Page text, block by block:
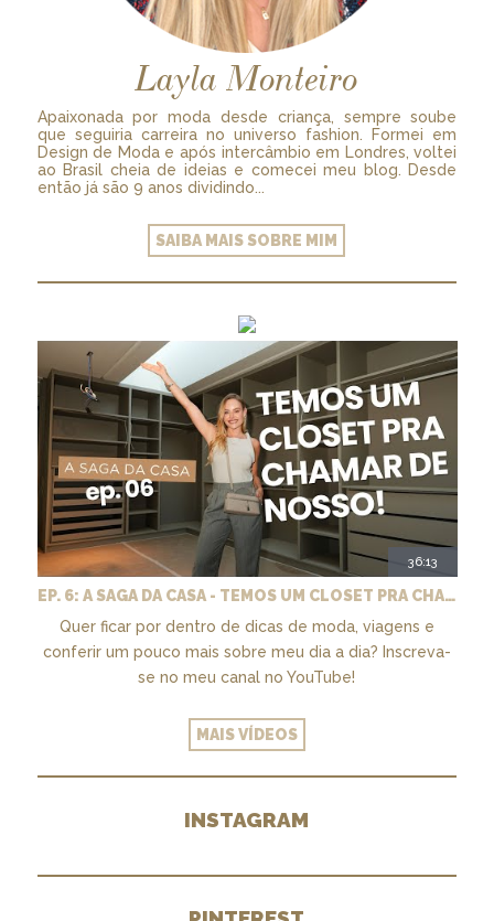
Layla Monteiro
Apaixonada por moda desde criança, sempre soube
que seguiria carreira no universo fashion. Formei em
Design de Moda e após intercâmbio em Londres, voltei
ao Brasil cheia de ideias e comecei meu blog. Desde
então já são 9 anos dividindo...
SAIBA MAIS SOBRE MIM
36:13
EP. 6: A SAGA DA CASA - TEMOS UM CLOSET PRA CHAMAR DE NOSSO + MARCENARIA E PAISAGISMO
Quer ficar por dentro de dicas de moda, viagens e
conferir um pouco mais sobre meu dia a dia? Inscreva-
se no meu canal no YouTube!
MAIS VÍDEOS
INSTAGRAM